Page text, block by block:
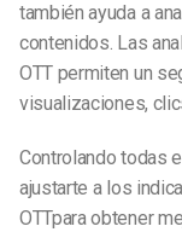
también ayuda a
contenidos. Las
OTT permiten un
visualizaciones,
Controlando todas
ajustarte a los
OTTpara obtener